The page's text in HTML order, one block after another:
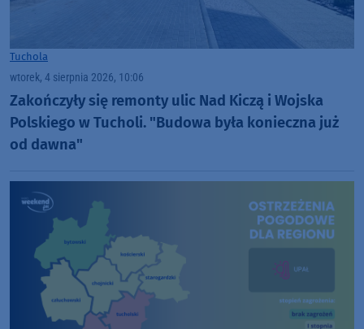
Tuchola
wtorek, 4 sierpnia 2026, 10:06
Zakończyły się remonty ulic Nad Kiczą i Wojska
Polskiego w Tucholi. "Budowa była konieczna już
od dawna"